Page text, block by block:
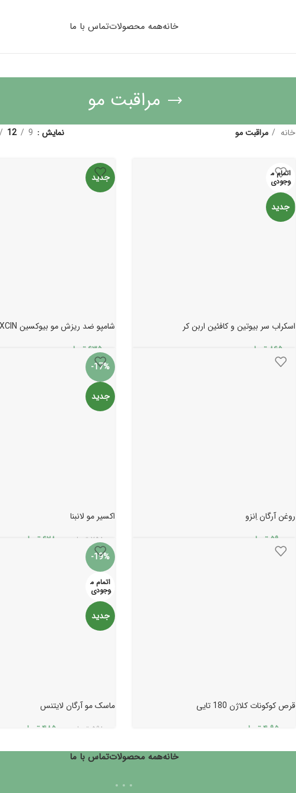
خانههمه محصولاتتماس با ما
مراقبت مو
خانه مراقبت مو نمایش 9
12
اتمام م
وجودی
جدید
اسکراب سر بیوتین و کافئین اربن کر
۸۶۵.۰۰۰ تومان
جدید
شامپو ضد ریزش مو بیوکسین BIOXCIN
۶۳۵.۰۰۰ تومان
روغن آرگان اِنزو
۵۹۰.۰۰۰ تومان
-17%
جدید
اکسیر مو لانبنا
۷۵۸.۰۰۰ تومان ۶۲۸.۰۰۰ تومان
قرص کوکونات کلاژن 180 تایی
۴.۹۵۰.۰۰۰ تومان
-19%
اتمام م
وجودی
جدید
ماسک مو آرگان لایتنس
۵۹۸.۰۰۰ تومان ۴۸۵.۰۰۰تومان
خانههمه محصولاتتماس با ما